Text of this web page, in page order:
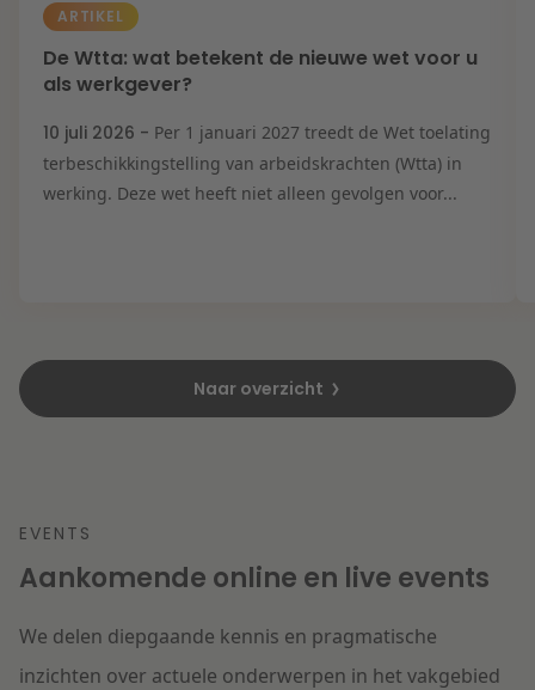
ARTIKEL
De Wtta: wat betekent de nieuwe wet voor u
als werkgever?
10 juli 2026 - Per 1 januari 2027 treedt de Wet toelating
terbeschikkingstelling van arbeidskrachten (Wtta) in
werking. Deze wet heeft niet alleen gevolgen voor...
Naar overzicht
EVENTS
Aankomende online en live events
We delen diepgaande kennis en pragmatische
inzichten over actuele onderwerpen in het vakgebied